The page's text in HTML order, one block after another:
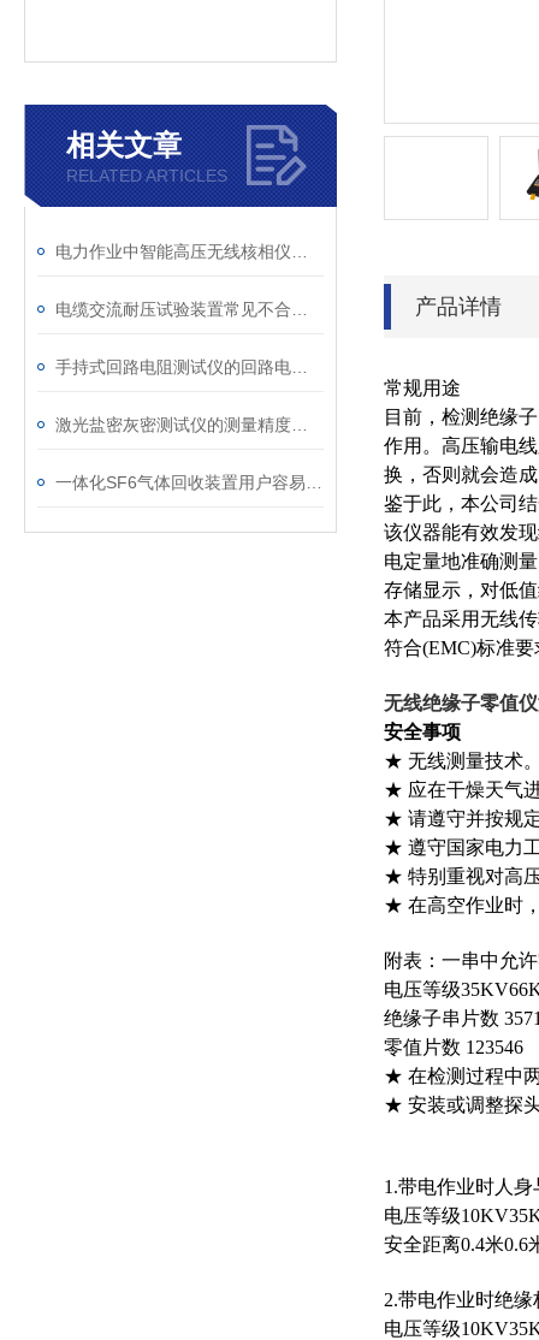
相关文章
RELATED ARTICLES
产品详情
常规用途
目前，检测绝缘
作用。高压输电
换，否则就会造
鉴于此，本公司
该仪器能有效发
电定量地准确测
存储显示，对低
本产品采用无线
符合(EMC)标准
无线绝缘子零值
安全事项
★ 无线测量技术
★ 应在干燥天气
★ 请遵守并按规
★ 遵守国家电力
★ 特别重视对高
★ 在高空作业时
附表：一串中允
电压等级35KV
绝缘子串片数 357
零值片数 1 23546
★ 在检测过程中
★ 安装或调整探
1.带电作业时人
电压等级10KV
安全距离0.4米0.6
2.带电作业时绝
电压等级10KV